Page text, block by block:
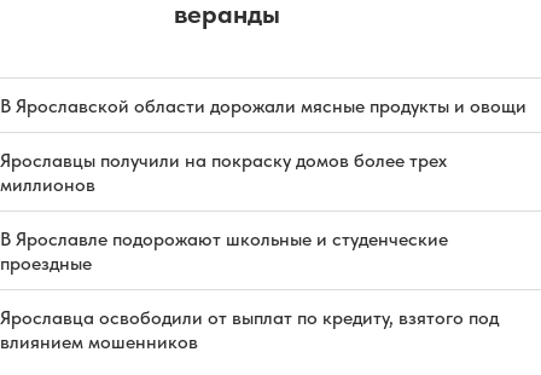
веранды
В Ярославской области дорожали мясные продукты и овощи
Ярославцы получили на покраску домов более трех
миллионов
В Ярославле подорожают школьные и студенческие
проездные
Ярославца освободили от выплат по кредиту, взятого под
влиянием мошенников